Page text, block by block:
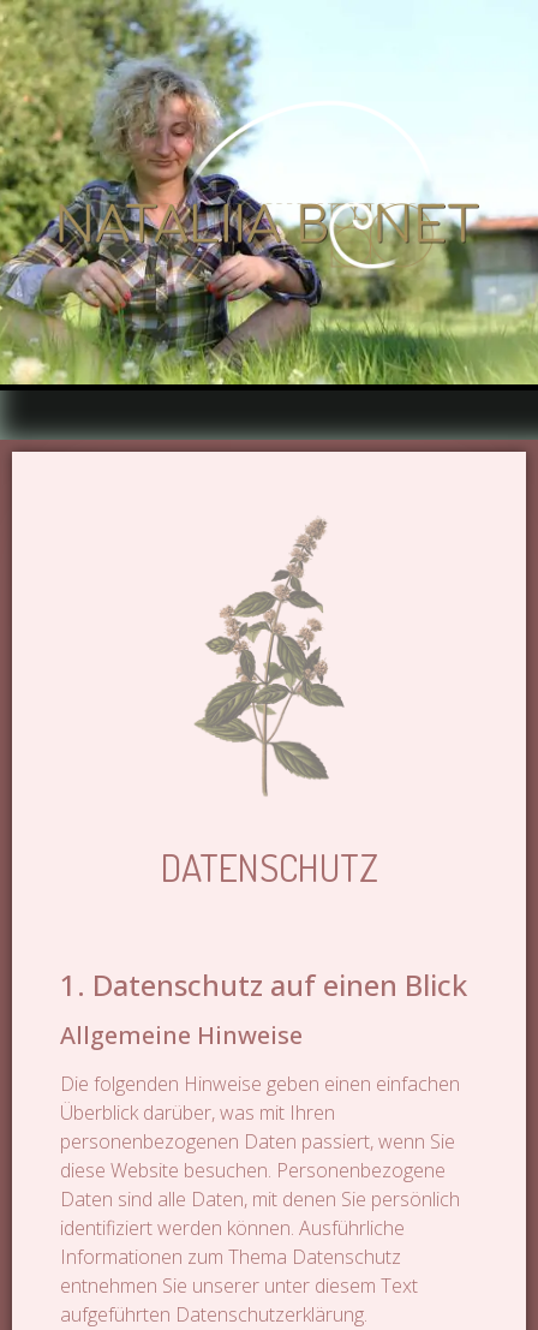
DATENSCHUTZ
1. Datenschutz auf einen Blick
Allgemeine Hinweise
Die folgenden Hinweise geben einen einfachen
Überblick darüber, was mit Ihren
personenbezogenen Daten passiert, wenn Sie
diese Website besuchen. Personenbezogene
Daten sind alle Daten, mit denen Sie persönlich
identifiziert werden können. Ausführliche
Informationen zum Thema Datenschutz
entnehmen Sie unserer unter diesem Text
aufgeführten Datenschutzerklärung.